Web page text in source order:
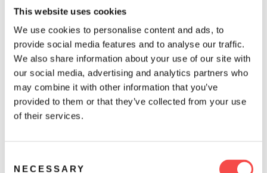
This website uses cookies
We use cookies to personalise content and ads, to
provide social media features and to analyse our traffic.
We also share information about your use of our site with
our social media, advertising and analytics partners who
may combine it with other information that you’ve
provided to them or that they’ve collected from your use
of their services.
NECESSARY
and bots.
Preferences (1)
Preference cookies enable a website to remember
information that changes the way the website behaves
or looks, like your preferred language or the region
that you are in.
Name Provider
Storag